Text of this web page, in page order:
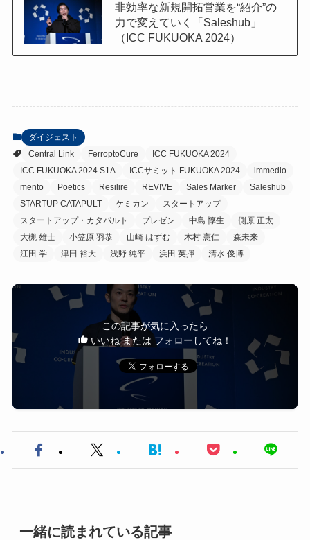
非効率な新規開拓営業を“紹介”の
力で変えていく「Saleshub」
（ICC FUKUOKA 2024）
ダイジェスト
Central Link
FerroptoCure
ICC FUKUOKA 2024
ICC FUKUOKA 2024 S1A
ICCサミット FUKUOKA 2024
immedio
mento
Poetics Resilire REVIVE Sales Marker
Saleshub
STARTUP CATAPULT
ケミカン
スタートアップ
スタートアップ・カタパルト
プレゼン 中島 惇生
側原 正太
大槻 雄士
小笠原 羽恭 山崎 はずむ 木村 憲仁
森未来
江田 学
津田 裕大 浅野 純平 浜田 英揮 清水 俊博
この記事が気に入ったら
いいね または フォローしてね！
一緒に読まれている記事